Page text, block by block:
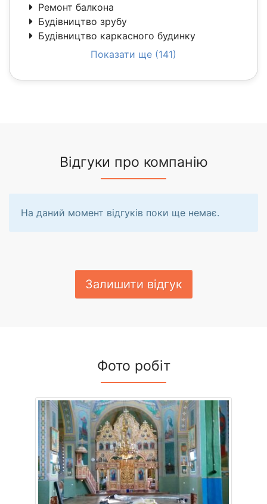
Ремонт балкона
Будівництво зрубу
Будівництво каркасного будинку
Показати ще (141)
Відгуки про компанію
На даний момент відгуків поки ще немає.
Залишити відгук
Фото робіт